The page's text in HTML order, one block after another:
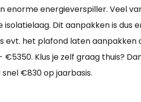
enorme energieverspiller. Veel
Dit aanpakken is dus
evt. het plafond laten
Klus je zelf graag thuis?
€830 op jaarbasis.